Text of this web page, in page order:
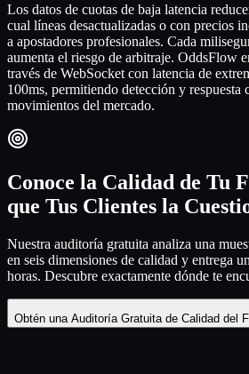
Los datos de cuotas de baja latencia
cual líneas desactualizadas o con precios
a apostadores profesionales. Cada
aumenta el riesgo de arbitraje. OddsFlow
través de WebSocket con latencia de
100ms, permitiendo detección y respuesta
movimientos del mercado.
Conoce la Calidad de Tu
que Tus Clientes la
Nuestra auditoría gratuita analiza una
en seis dimensiones de calidad y entrega
horas. Descubre exactamente dónde te
Obtén una Auditoría Gratuita de Calidad del